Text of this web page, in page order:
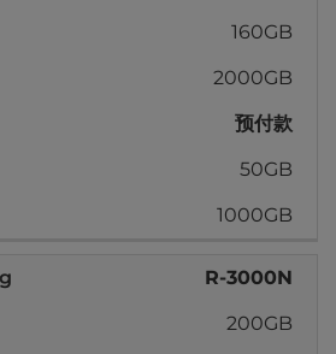
160GB
2000GB
预付款
50GB
1000GB
R-3000N
200GB